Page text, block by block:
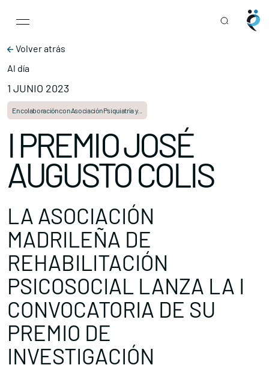
Main Navigation
Volver atrás
Al día
1 JUNIO 2023
En colaboración con Asociación Psiquiatría y...
I PREMIO JOSÉ
AUGUSTO COLIS
LA ASOCIACIÓN
MADRILEÑA DE
REHABILITACIÓN
PSICOSOCIAL LANZA LA I
CONVOCATORIA DE SU
PREMIO DE
INVESTIGACIÓN